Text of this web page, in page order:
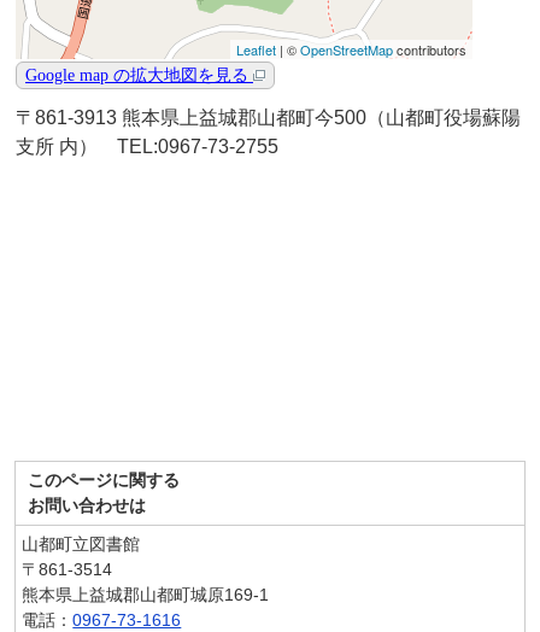
〒861-3913 熊本県上益城郡山都町今500（山都町役場蘇陽
支所 内） TEL:0967-73-2755
このページに関する
お問い合わせは
山都町立図書館
〒861-3514
熊本県上益城郡山都町城原169-1
電話：0967-73-1616